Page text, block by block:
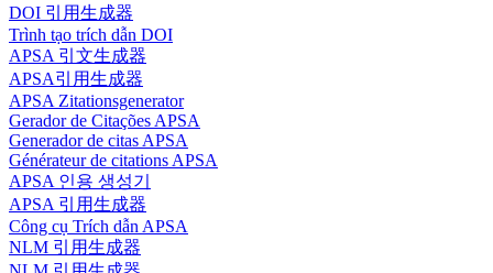
DOI 引用生成器
Trình tạo trích dẫn DOI
APSA 引文生成器
APSA引用生成器
APSA Zitationsgenerator
Gerador de Citações APSA
Generador de citas APSA
Générateur de citations APSA
APSA 인용 생성기
APSA 引用生成器
Công cụ Trích dẫn APSA
NLM 引用生成器